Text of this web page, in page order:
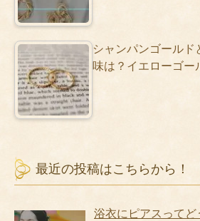
シャンパンゴールド
味は？イエローゴー
最近の投稿はこちらから！
浴衣にピアスってど